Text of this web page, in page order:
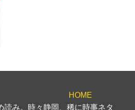
HOME
読み。時々静岡、稀に時事ネタ